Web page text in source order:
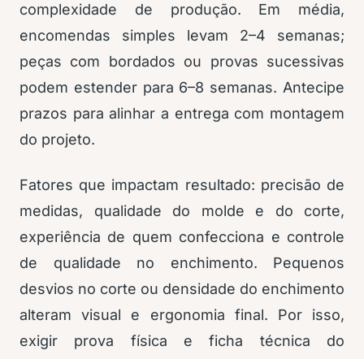
complexidade de produção. Em média,
encomendas simples levam 2–4 semanas;
peças com bordados ou provas sucessivas
podem estender para 6–8 semanas. Antecipe
prazos para alinhar a entrega com montagem
do projeto.
Fatores que impactam resultado: precisão de
medidas, qualidade do molde e do corte,
experiência de quem confecciona e controle
de qualidade no enchimento. Pequenos
desvios no corte ou densidade do enchimento
alteram visual e ergonomia final. Por isso,
exigir prova física e ficha técnica do